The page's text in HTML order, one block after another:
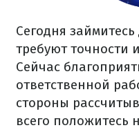
Сегодня
требуют точности
Сейчас
ответственной
стороны
всего положитесь